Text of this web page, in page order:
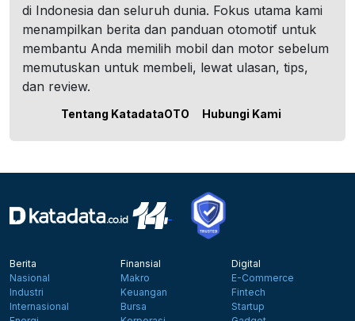
di Indonesia dan seluruh dunia. Fokus utama kami
menampilkan berita dan panduan otomotif untuk
membantu Anda memilih mobil dan motor sebelum
memutuskan untuk membeli, lewat ulasan, tips,
dan review.
Tentang KatadataOTO Hubungi Kami
Berita
Nasional
Industri
Internasional
Finansial
Makro
Keuangan
Bursa
Digital
E-Commerce
Fintech
Startup